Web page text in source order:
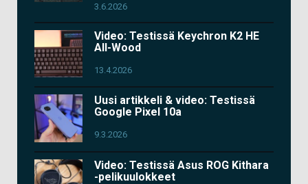
3.6.2026
Video: Testissä Keychron K2 HE
All-Wood
13.4.2026
Uusi artikkeli & video: Testissä
Google Pixel 10a
9.3.2026
Video: Testissä Asus ROG Kithara
-pelikuulokkeet